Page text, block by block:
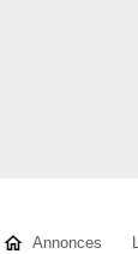
Annonces